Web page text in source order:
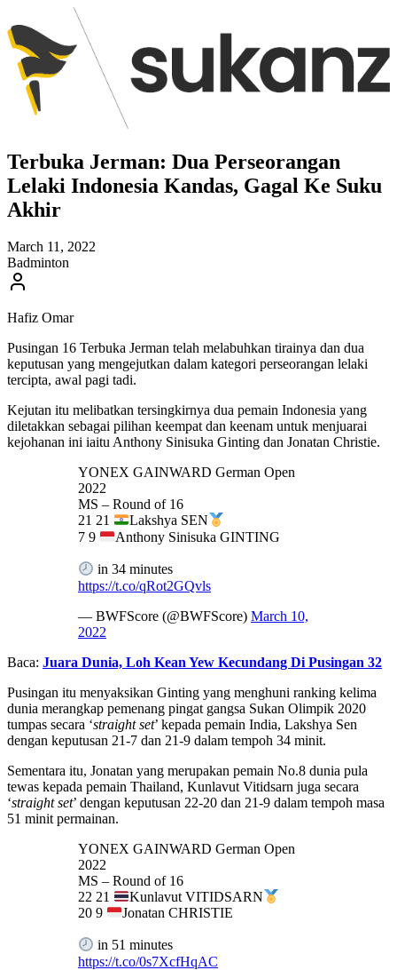
Terbuka Jerman: Dua Perseorangan
Lelaki Indonesia Kandas, Gagal Ke Suku
Akhir
March 11, 2022
Badminton
Hafiz Omar
Pusingan 16 Terbuka Jerman telah melabuhkan tirainya dan dua
keputusan yang mengejutkan dalam kategori perseorangan lelaki
tercipta, awal pagi tadi.
Kejutan itu melibatkan tersingkirnya dua pemain Indonesia yang
diletakkan sebagai pilihan keempat dan keenam untuk menjuarai
kejohanan ini iaitu Anthony Sinisuka Ginting dan Jonatan Christie.
YONEX GAINWARD German Open
2022
MS – Round of 16
21 21
Lakshya SEN
7 9
Anthony Sinisuka GINTING
in 34 minutes
https://t.co/qRot2GQvls
— BWFScore (@BWFScore) March 10,
2022
Baca: Juara Dunia, Loh Kean Yew Kecundang Di Pusingan 32
Pusingan itu menyaksikan Ginting yang menghuni ranking kelima
dunia merangkap pemenang pingat gangsa Sukan Olimpik 2020
tumpas secara ‘straight set’ kepada pemain India, Lakshya Sen
dengan keputusan 21-7 dan 21-9 dalam tempoh 34 minit.
Sementara itu, Jonatan yang merupakan pemain No.8 dunia pula
tewas kepada pemain Thailand, Kunlavut Vitidsarn juga secara
‘straight set’ dengan keputusan 22-20 dan 21-9 dalam tempoh masa
51 minit permainan.
YONEX GAINWARD German Open
2022
MS – Round of 16
22 21
Kunlavut VITIDSARN
20 9
Jonatan CHRISTIE
in 51 minutes
https://t.co/0s7XcfHqAC